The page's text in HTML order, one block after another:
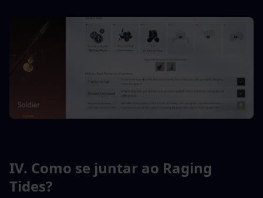
IV. Como se juntar ao Raging
Tides?